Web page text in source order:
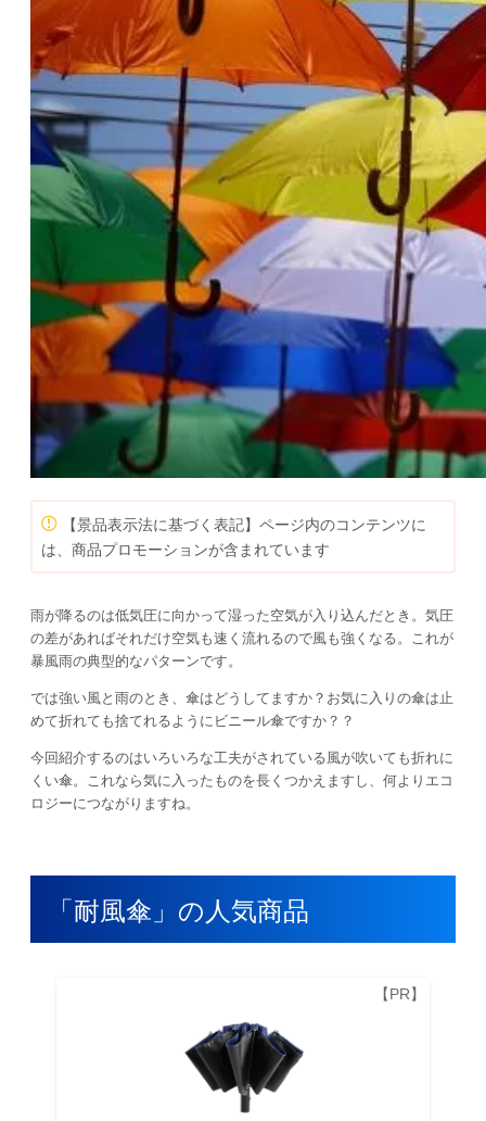
【景品表示法に基づく表記】ページ内のコンテンツに
は、商品プロモーションが含まれています
雨が降るのは低気圧に向かって湿った空気が入り込んだとき。気圧
の差があればそれだけ空気も速く流れるので風も強くなる。これが
暴風雨の典型的なパターンです。
では強い風と雨のとき、傘はどうしてますか？お気に入りの傘は止
めて折れても捨てれるようにビニール傘ですか？？
今回紹介するのはいろいろな工夫がされている風が吹いても折れに
くい傘。これなら気に入ったものを長くつかえますし、何よりエコ
ロジーにつながりますね。
「耐風傘」の人気商品